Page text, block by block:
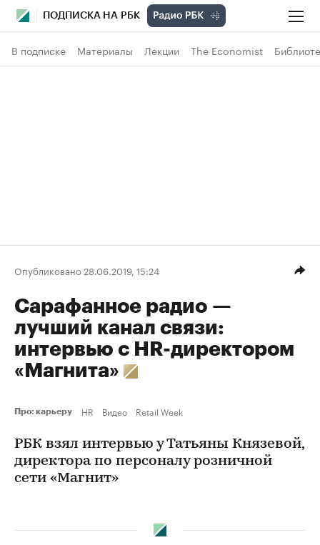
ПОДПИСКА НА РБК
В подписке Материалы Лекции The Economist
Опубликовано 28.06.2019, 15:24
Сарафанное радио —
лучший канал связи:
интервью с HR-директором
«Магнита»
Про: карьеру HR Видео Retail Week
РБК взял интервью у Татьяны Князевой,
директора по персоналу розничной
сети «Магнит»